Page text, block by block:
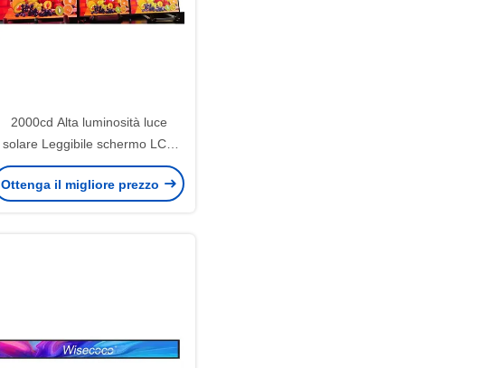
2000cd Alta luminosità luce
solare Leggibile schermo LCD
pannello TFT 1600x1200 21,3
pollici
Ottenga il migliore prezzo